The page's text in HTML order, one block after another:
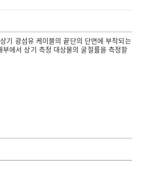
기 광섬유 케이블의 끝단의 단면에 부착되는
에서 상기 측정 대상물의 굴절률을 측정할